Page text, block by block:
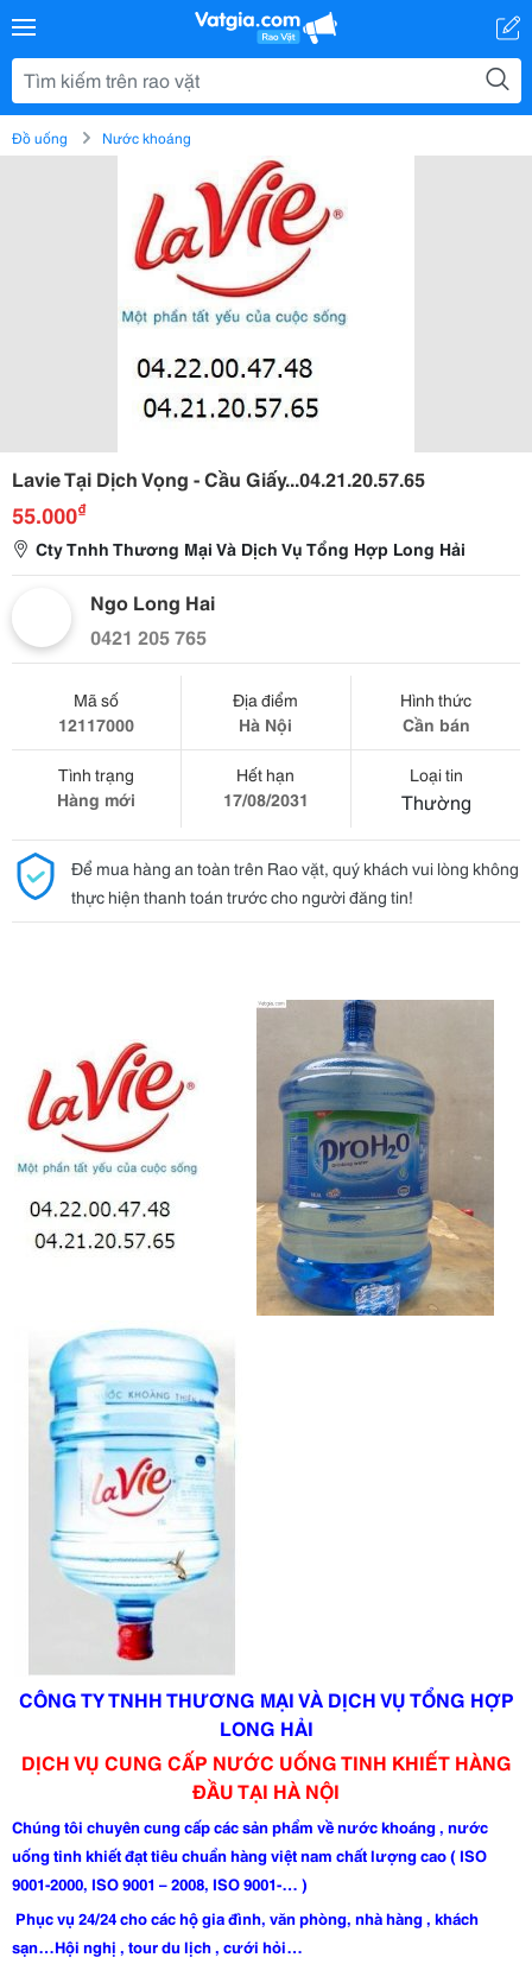
Đồ uống Nước khoáng
Lavie Tại Dịch Vọng - Cầu Giấy...04.21.20.57.65
55.000₫
Cty Tnhh Thương Mại Và Dịch Vụ Tổng Hợp Long Hải
Ngo Long Hai
0421 205 765
Mã số
12117000
Địa điểm
Hà Nội
Hình thức
Cần bán
Tình trạng
Hàng mới
Hết hạn
17/08/2031
Loại tin
Thường
Để mua hàng an toàn trên Rao vặt, quý khách vui lòng không
thực hiện thanh toán trước cho người đăng tin!
CÔNG TY TNHH THƯƠNG MẠI VÀ DỊCH VỤ TỔNG HỢP
LONG HẢI
DỊCH VỤ CUNG CẤP NƯỚC UỐNG TINH KHIẾT HÀNG
ĐẦU TẠI HÀ NỘI
Chúng tôi chuyên cung cấp các sản phẩm về nước khoáng , nước
uống tinh khiết đạt tiêu chuẩn hàng việt nam chất lượng cao ( ISO
9001-2000, ISO 9001 – 2008, ISO 9001-… )
Phục vụ 24/24 cho các hộ gia đình, văn phòng, nhà hàng , khách
sạn…Hội nghị , tour du lịch , cưới hỏi…